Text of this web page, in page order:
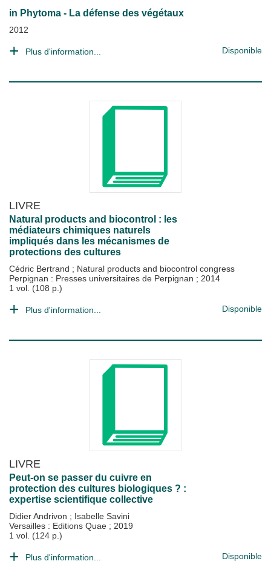
in Phytoma - La défense des végétaux
2012
Plus d'information... Disponible
LIVRE
Natural products and biocontrol : les
médiateurs chimiques naturels
impliqués dans les mécanismes de
protections des cultures
Cédric Bertrand ; Natural products and biocontrol congress
Perpignan : Presses universitaires de Perpignan ; 2014
1 vol. (108 p.)
Plus d'information... Disponible
LIVRE
Peut-on se passer du cuivre en
protection des cultures biologiques ? :
expertise scientifique collective
Didier Andrivon ; Isabelle Savini
Versailles : Editions Quae ; 2019
1 vol. (124 p.)
Plus d'information... Disponible